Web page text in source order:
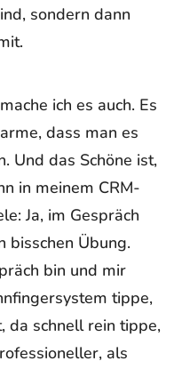
sondern dann
ich es auch. Es
dass man es
Und das Schöne ist,
in meinem CRM-
Ja, im Gespräch
bisschen Übung.
bin und mir
tippe,
da schnell rein tippe,
als